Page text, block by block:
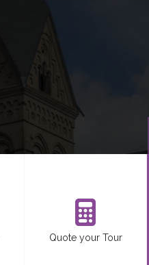
Quote your Tour